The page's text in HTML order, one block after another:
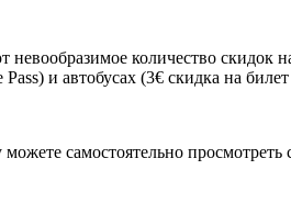
невообразимое количество
и автобусах (3€ скидка на
самостоятельно